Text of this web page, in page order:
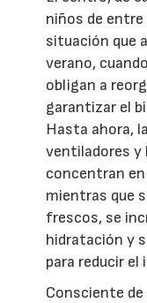
niños de entre
situación que
verano,
obligan a
garantizar el
Hasta ahora,
ventiladores y
concentran en
mientras que
frescos, se
hidratación y
para reducir el
Consciente de